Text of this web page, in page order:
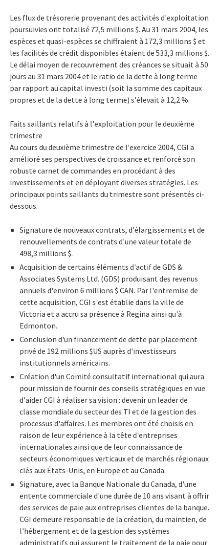
Les flux de trésorerie provenant des activités d'exploitation
poursuivies ont totalisé 72,5 millions $. Au 31 mars 2004, les
espèces et quasi-espèces se chiffraient à 172,3 millions $ et
les facilités de crédit disponibles étaient de 533,3 millions $.
Le délai moyen de recouvrement des créances se situait à 50
jours au 31 mars 2004 et le ratio de la dette à long terme
par rapport au capital investi (soit la somme des capitaux
propres et de la dette à long terme) s'élevait à 12,2 %.
Faits saillants relatifs à l'exploitation pour le deuxième
trimestre
Au cours du deuxième trimestre de l'exercice 2004, CGI a
amélioré ses perspectives de croissance et renforcé son
robuste carnet de commandes en procédant à des
investissements et en déployant diverses stratégies. Les
principaux points saillants du trimestre sont présentés ci-
dessous.
Signature de nouveaux contrats, d'élargissements et de
renouvellements de contrats d'une valeur totale de
498,3 millions $.
Acquisition de certains éléments d'actif de GDS &
Associates Systems Ltd. (GDS) produisant des revenus
annuels d'environ 6 millions $ CAN. Par l'entremise de
cette acquisition, CGI s'est établie dans la ville de
Victoria et a accru sa présence à Regina ainsi qu'à
Edmonton.
Conclusion d'un financement de dette par placement
privé de 192 millions $US auprès d'investisseurs
institutionnels américains.
Création d'un Comité consultatif international qui aura
pour mission de fournir des conseils stratégiques en vue
d'aider CGI à réaliser sa vision : devenir un leader de
classe mondiale du secteur des TI et de la gestion des
processus d'affaires. Les membres ont été choisis en
raison de leur expérience à la tête d'entreprises
internationales ainsi que de leur connaissance de
secteurs économiques verticaux et de marchés régionaux
clés aux États-Unis, en Europe et au Canada.
Signature, avec la Banque Nationale du Canada, d'une
entente commerciale d'une durée de 10 ans visant à offrir
des services de paie aux entreprises clientes de la banque.
CGI demeure responsable de la création, du maintien, de
l'hébergement et de la gestion des systèmes
administratifs qui assurent le traitement de la paie pour